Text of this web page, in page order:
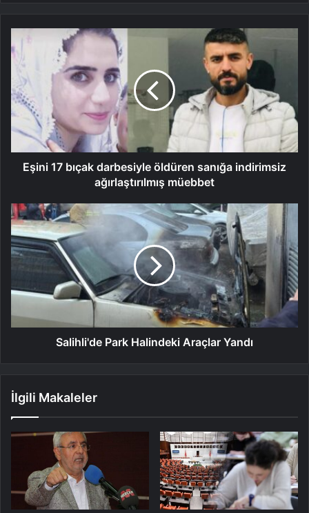
Eşini 17 bıçak darbesiyle öldüren sanığa indirimsiz
ağırlaştırılmış müebbet
Salihli'de Park Halindeki Araçlar Yandı
İlgili Makaleler